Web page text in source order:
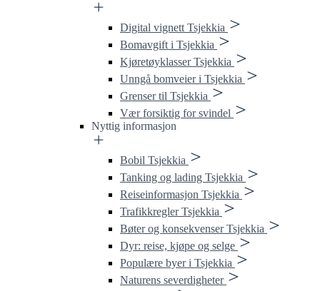
Digital vignett Tsjekkia
Bomavgift i Tsjekkia
Kjøretøyklasser Tsjekkia
Unngå bomveier i Tsjekkia
Grenser til Tsjekkia
Vær forsiktig for svindel
Nyttig informasjon
Bobil Tsjekkia
Tanking og lading Tsjekkia
Reiseinformasjon Tsjekkia
Trafikkregler Tsjekkia
Bøter og konsekvenser Tsjekkia
Dyr: reise, kjøpe og selge
Populære byer i Tsjekkia
Naturens severdigheter